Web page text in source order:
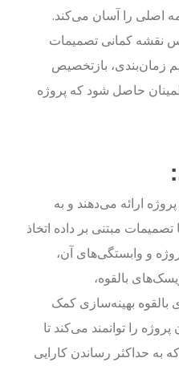
اصلی را آسان می‌کند.
نقشه کمانی تصمیمات
زمان‌بندی، بازتخصیص
حاصل شود که پروژه
ارائه می‌دهند و به
مبتنی بر داده اتخاذ
و وابستگی‌های آن،
بالقوه،
بهینه‌سازی کمک
را توانمند می‌کند تا
به حداکثر رساندن کارایی